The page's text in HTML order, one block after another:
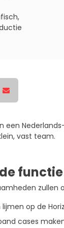
een
vast team.
functie
zullen
lijmen op de
cases